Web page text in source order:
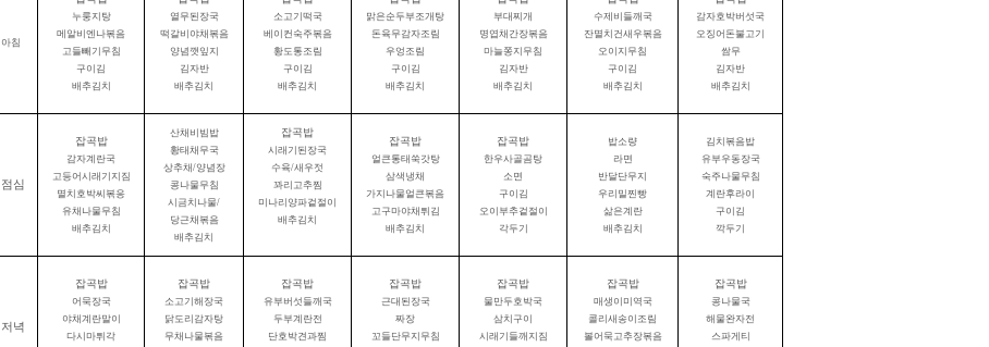
아침
누룽지탕
메알비엔나볶음
고들빼기무침
구이김
배추김치
열무된장국
떡갈비야채볶음
양념깻잎지
김자반
배추김치
소고기떡국
베이컨숙주볶음
황도통조림
구이김
배추김치
맑은순두부조개탕
돈육무감자조림
우엉조림
구이김
배추김치
부대찌개
명엽채간장볶음
마늘쫑지무침
김자반
배추김치
수제비들깨국
잔멸치건새우볶음
오이지무침
구이김
배추김치
감자호박버섯국
오징어돈불고기
쌈무
김자반
배추김치
점심
잡곡밥
감자계란국
고등어시래기지짐
멸치호박씨볶응
유채나물무침
배추김치
산채비빔밥
황태채무국
상추채/양념장
콩나물무침
시금치나물/
당근채볶음
배추김치
잡곡밥
시래기된장국
수육/새우젓
꽈리고추찜
미나리양파겉절이
배추김치
잡곡밥
얼큰통태쑥갓탕
삼색냉채
가지나물얼큰볶음
고구마야채튀김
배추김치
잡곡밥
한우사골곰탕
소면
구이김
오이부추겉절이
각두기
밥소량
라면
반달단무지
우리밀찐빵
삶은계란
배추김치
김치볶음밥
유부우동장국
숙주나물무침
계란후라이
구이김
깍두기
저녁
잡곡밥
어묵장국
야채계란말이
다시마튀각
잡곡밥
소고기해장국
닭도리감자탕
무채나물볶음
잡곡밥
유부버섯들깨국
두부계란전
단호박견과찜
잡곡밥
근대된장국
짜장
꼬들단무지무침
잡곡밥
물만두호박국
삼치구이
시래기들깨지짐
잡곡밥
매생이미역국
콜리새송이조림
볼어묵고추장볶음
잡곡밥
콩나물국
해물완자전
스파게티